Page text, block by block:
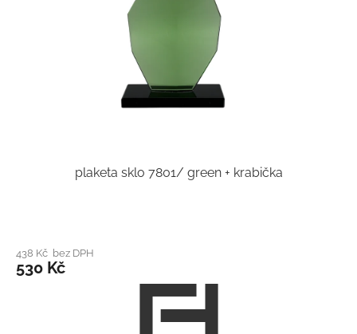
plaketa sklo 7801/ green + krabička
438 Kč bez DPH
530 Kč